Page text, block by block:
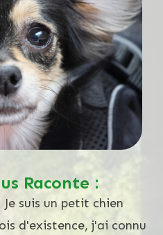
Raconte :
Je suis un petit chien
d'existence, j'ai connu